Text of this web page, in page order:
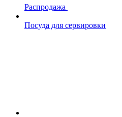
Распродажа
Посуда для сервировки